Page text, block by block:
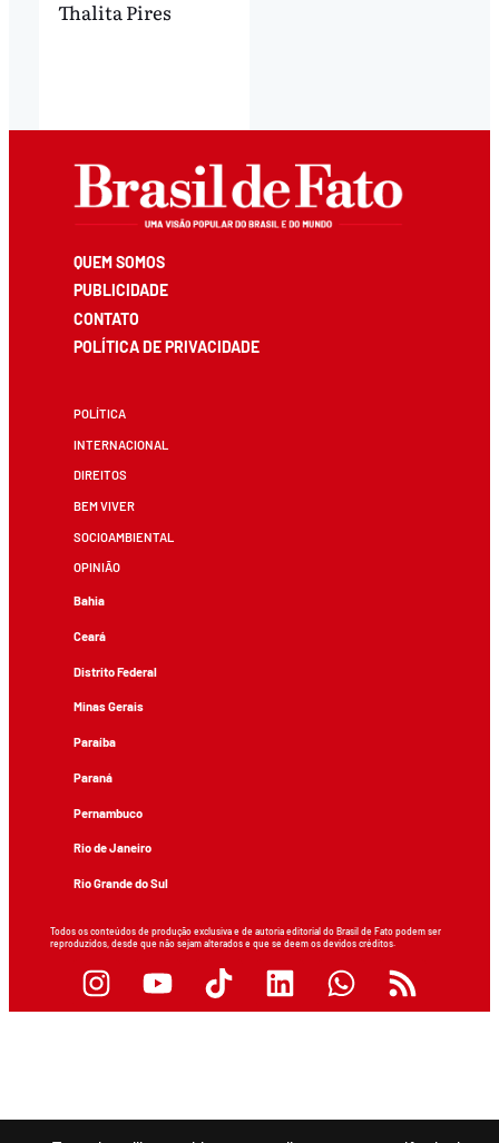
Thalita Pires
QUEM SOMOS
PUBLICIDADE
CONTATO
POLÍTICA DE PRIVACIDADE
POLÍTICA
INTERNACIONAL
DIREITOS
BEM VIVER
SOCIOAMBIENTAL
OPINIÃO
Bahia
Ceará
Distrito Federal
Minas Gerais
Paraíba
Paraná
Pernambuco
Rio de Janeiro
Rio Grande do Sul
Todos os conteúdos de produção exclusiva e de autoria editorial do Brasil de Fato podem ser
reproduzidos, desde que não sejam alterados e que se deem os devidos créditos.